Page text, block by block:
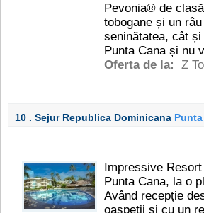
Pevonia® de
tobogane și un
seninătatea, cât
Punta Cana și nu
Oferta de la:
Z
10 . Sejur Republica Dominicana
Impressive
Punta Cana, la o
Având recepție
oaspeții și cu un